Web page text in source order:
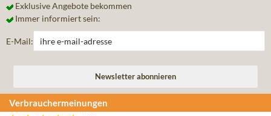
Exklusive Angebote bekommen
Immer informiert sein:
E-Mail:
Verbrauchermeinungen